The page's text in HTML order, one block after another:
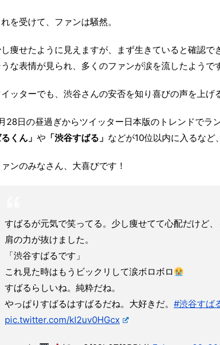
れを受けて、ファンは騒然。
痩せたように見えますが、まず生きていると確認
な表情が見られ、多くのファンが涙を流したようで
ッターでも、渋谷さんの安否を知り喜びの声を上げ
28日の昼過ぎからツイッター日本版のトレンドでラン
くん」 や 「渋谷すばる」 などが10位以内に入るなど
ンのみなさん、大喜びです！
すばるが元気で笑ってる。少し痩せてて心配だけど、
肩の力が抜けました。
「渋谷すばるです」
これ見た時はもうビックリして涙ボロボロ
すばるらしいね。純粋だね。
やっぱりすばるはすばるだね。大好きだ。 #渋谷すば
pic.twitter.com/kI2uv0HGcx